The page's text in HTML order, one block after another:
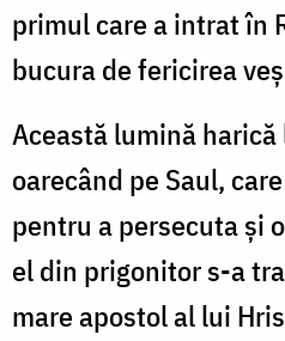
primul care a intrat în
bucura de fericirea
Această lumină
oarecând pe Saul,
pentru a persecuta şi
el din prigonitor s-a
mare apostol al lui